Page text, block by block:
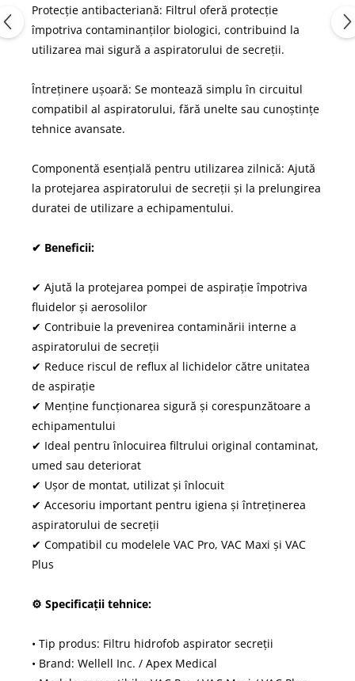
Protecție antibacteriană: Filtrul oferă protecție
împotriva contaminanților biologici, contribuind la
utilizarea mai sigură a aspiratorului de secreții.
Întreținere ușoară: Se montează simplu în circuitul
compatibil al aspiratorului, fără unelte sau cunoștințe
tehnice avansate.
Componentă esențială pentru utilizarea zilnică: Ajută
la protejarea aspiratorului de secreții și la prelungirea
duratei de utilizare a echipamentului.
✔ Beneficii:
✔ Ajută la protejarea pompei de aspirație împotriva
fluidelor și aerosolilor
✔ Contribuie la prevenirea contaminării interne a
aspiratorului de secreții
✔ Reduce riscul de reflux al lichidelor către unitatea
de aspirație
✔ Menține funcționarea sigură și corespunzătoare a
echipamentului
✔ Ideal pentru înlocuirea filtrului original contaminat,
umed sau deteriorat
✔ Ușor de montat, utilizat și înlocuit
✔ Accesoriu important pentru igiena și întreținerea
aspiratorului de secreții
✔ Compatibil cu modelele VAC Pro, VAC Maxi și VAC
Plus
⚙ Specificații tehnice:
• Tip produs: Filtru hidrofob aspirator secreții
• Brand: Wellell Inc. / Apex Medical